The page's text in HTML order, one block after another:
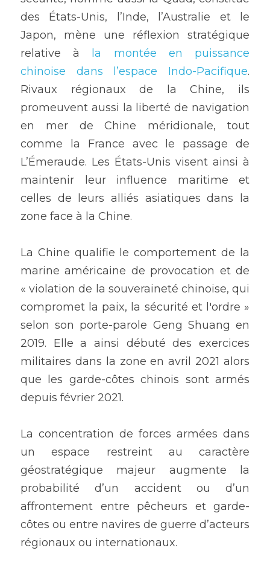
des États-Unis, l’Inde, l’Australie et le
Japon, mène une réflexion stratégique
relative à
la montée en puissance
chinoise dans l’espace Indo-Pacifique.
Rivaux régionaux de la Chine, ils
promeuvent aussi la liberté de navigation
en mer de Chine méridionale, tout
comme la France avec le passage de
L’Émeraude. Les États-Unis visent ainsi à
maintenir leur influence maritime et
celles de leurs alliés asiatiques dans la
zone face à la Chine.
La Chine qualifie le comportement de la
marine américaine de provocation et de
« violation de la souveraineté chinoise, qui
compromet la paix, la sécurité et l'ordre »
selon son porte-parole Geng Shuang en
2019. Elle a ainsi débuté des exercices
militaires dans la zone en avril 2021 alors
que les garde-côtes chinois sont armés
depuis février 2021.
La concentration de forces armées dans
un espace restreint au caractère
géostratégique majeur augmente la
probabilité d’un accident ou d’un
affrontement entre pêcheurs et garde-
côtes ou entre navires de guerre d’acteurs
régionaux ou internationaux.